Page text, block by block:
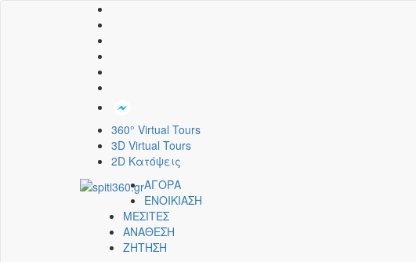
360° Virtual Tours
3D Virtual Tours
2D Κατόψεις
ΑΓΟΡΑ
ΕΝΟΙΚΙΑΣΗ
ΜΕΣΙΤΕΣ
ΑΝΑΘΕΣΗ
ΖΗΤΗΣΗ